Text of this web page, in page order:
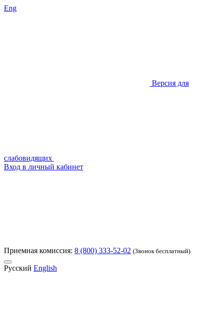
Eng
Версия для
слабовидящих
Вход в личный кабинет
Приемная комиссия: 8 (800) 333-52-02 (Звонок бесплатный)
Русский English